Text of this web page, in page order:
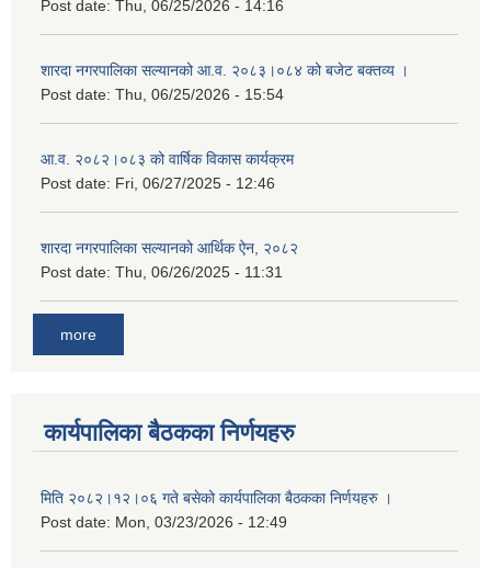
Post date: Thu, 06/25/2026 - 14:16
शारदा नगरपालिका सल्यानको आ.व. २०८३।०८४ को बजेट बक्तव्य ।
Post date: Thu, 06/25/2026 - 15:54
आ.व. २०८२।०८३ को वार्षिक विकास कार्यक्रम
Post date: Fri, 06/27/2025 - 12:46
शारदा नगरपालिका सल्यानको आर्थिक ऐन, २०८२
Post date: Thu, 06/26/2025 - 11:31
more
कार्यपालिका बैठकका निर्णयहरु
मिति २०८२।१२।०६ गते बसेको कार्यपालिका बैठकका निर्णयहरु ।
Post date: Mon, 03/23/2026 - 12:49